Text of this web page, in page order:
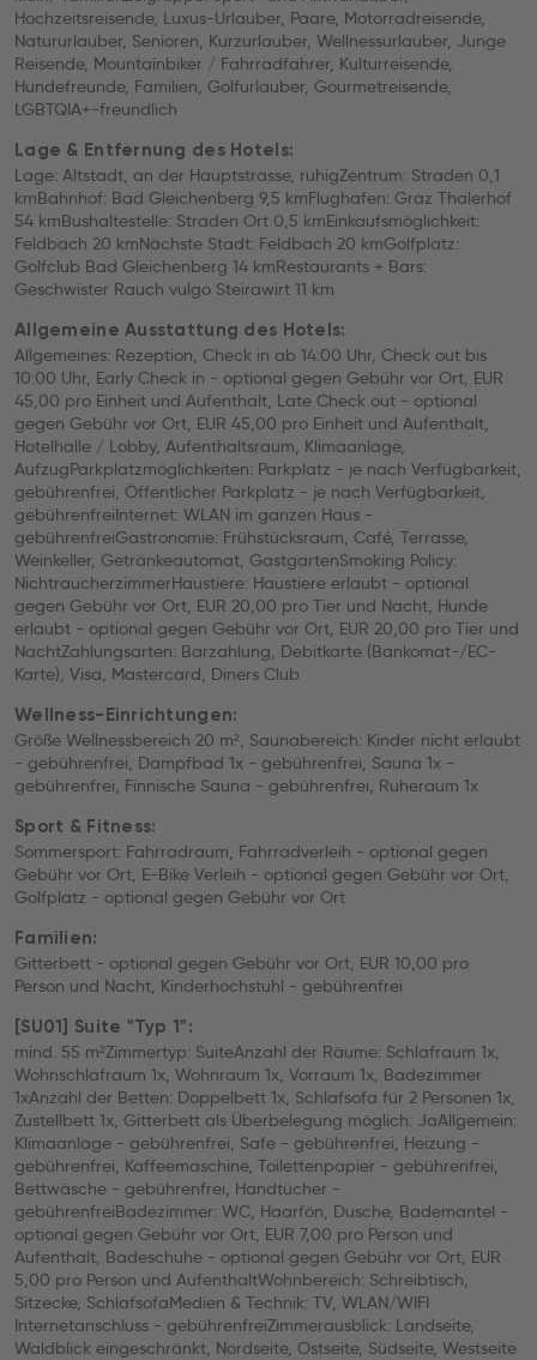
Hochzeitsreisende, Luxus-Urlauber, Paare, Motorradreisende,
Natururlauber, Senioren, Kurzurlauber, Wellnessurlauber, Junge
Reisende, Mountainbiker / Fahrradfahrer, Kulturreisende,
Hundefreunde, Familien, Golfurlauber, Gourmetreisende,
LGBTQIA+-freundlich
Lage & Entfernung des Hotels:
Lage: Altstadt, an der Hauptstrasse, ruhigZentrum: Straden 0,1
kmBahnhof: Bad Gleichenberg 9,5 kmFlughafen: Graz Thalerhof
54 kmBushaltestelle: Straden Ort 0,5 kmEinkaufsmöglichkeit:
Feldbach 20 kmNächste Stadt: Feldbach 20 kmGolfplatz:
Golfclub Bad Gleichenberg 14 kmRestaurants + Bars:
Geschwister Rauch vulgo Steirawirt 11 km
Allgemeine Ausstattung des Hotels:
Allgemeines: Rezeption, Check in ab 14:00 Uhr, Check out bis
10:00 Uhr, Early Check in - optional gegen Gebühr vor Ort, EUR
45,00 pro Einheit und Aufenthalt, Late Check out - optional
gegen Gebühr vor Ort, EUR 45,00 pro Einheit und Aufenthalt,
Hotelhalle / Lobby, Aufenthaltsraum, Klimaanlage,
AufzugParkplatzmöglichkeiten: Parkplatz - je nach Verfügbarkeit,
gebührenfrei, Öffentlicher Parkplatz - je nach Verfügbarkeit,
gebührenfreiInternet: WLAN im ganzen Haus -
gebührenfreiGastronomie: Frühstücksraum, Café, Terrasse,
Weinkeller, Getränkeautomat, GastgartenSmoking Policy:
NichtraucherzimmerHaustiere: Haustiere erlaubt - optional
gegen Gebühr vor Ort, EUR 20,00 pro Tier und Nacht, Hunde
erlaubt - optional gegen Gebühr vor Ort, EUR 20,00 pro Tier und
NachtZahlungsarten: Barzahlung, Debitkarte (Bankomat-/EC-
Karte), Visa, Mastercard, Diners Club
Wellness-Einrichtungen:
Größe Wellnessbereich 20 m², Saunabereich: Kinder nicht erlaubt
- gebührenfrei, Dampfbad 1x - gebührenfrei, Sauna 1x -
gebührenfrei, Finnische Sauna - gebührenfrei, Ruheraum 1x
Sport & Fitness:
Sommersport: Fahrradraum, Fahrradverleih - optional gegen
Gebühr vor Ort, E-Bike Verleih - optional gegen Gebühr vor Ort,
Golfplatz - optional gegen Gebühr vor Ort
Familien:
Gitterbett - optional gegen Gebühr vor Ort, EUR 10,00 pro
Person und Nacht, Kinderhochstuhl - gebührenfrei
[SU01] Suite "Typ 1":
mind. 55 m²Zimmertyp: SuiteAnzahl der Räume: Schlafraum 1x,
Wohnschlafraum 1x, Wohnraum 1x, Vorraum 1x, Badezimmer
1xAnzahl der Betten: Doppelbett 1x, Schlafsofa für 2 Personen 1x,
Zustellbett 1x, Gitterbett als Überbelegung möglich: JaAllgemein:
Klimaanlage - gebührenfrei, Safe - gebührenfrei, Heizung -
gebührenfrei, Kaffeemaschine, Toilettenpapier - gebührenfrei,
Bettwäsche - gebührenfrei, Handtücher -
gebührenfreiBadezimmer: WC, Haarfön, Dusche, Bademantel -
optional gegen Gebühr vor Ort, EUR 7,00 pro Person und
Aufenthalt, Badeschuhe - optional gegen Gebühr vor Ort, EUR
5,00 pro Person und AufenthaltWohnbereich: Schreibtisch,
Sitzecke, SchlafsofaMedien & Technik: TV, WLAN/WIFI
Internetanschluss - gebührenfreiZimmerausblick: Landseite,
Waldblick eingeschränkt, Nordseite, Ostseite, Südseite, Westseite